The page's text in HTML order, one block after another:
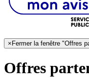
× Fermer la fenêtre "Offres
Offres